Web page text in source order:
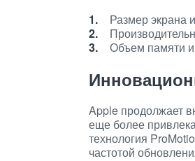
Размер экрана
Объем памяти и
Apple продолжает
еще более
технология
частотой